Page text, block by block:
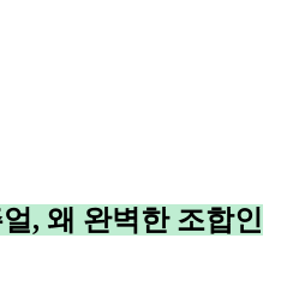
, 왜 완벽한 조합인